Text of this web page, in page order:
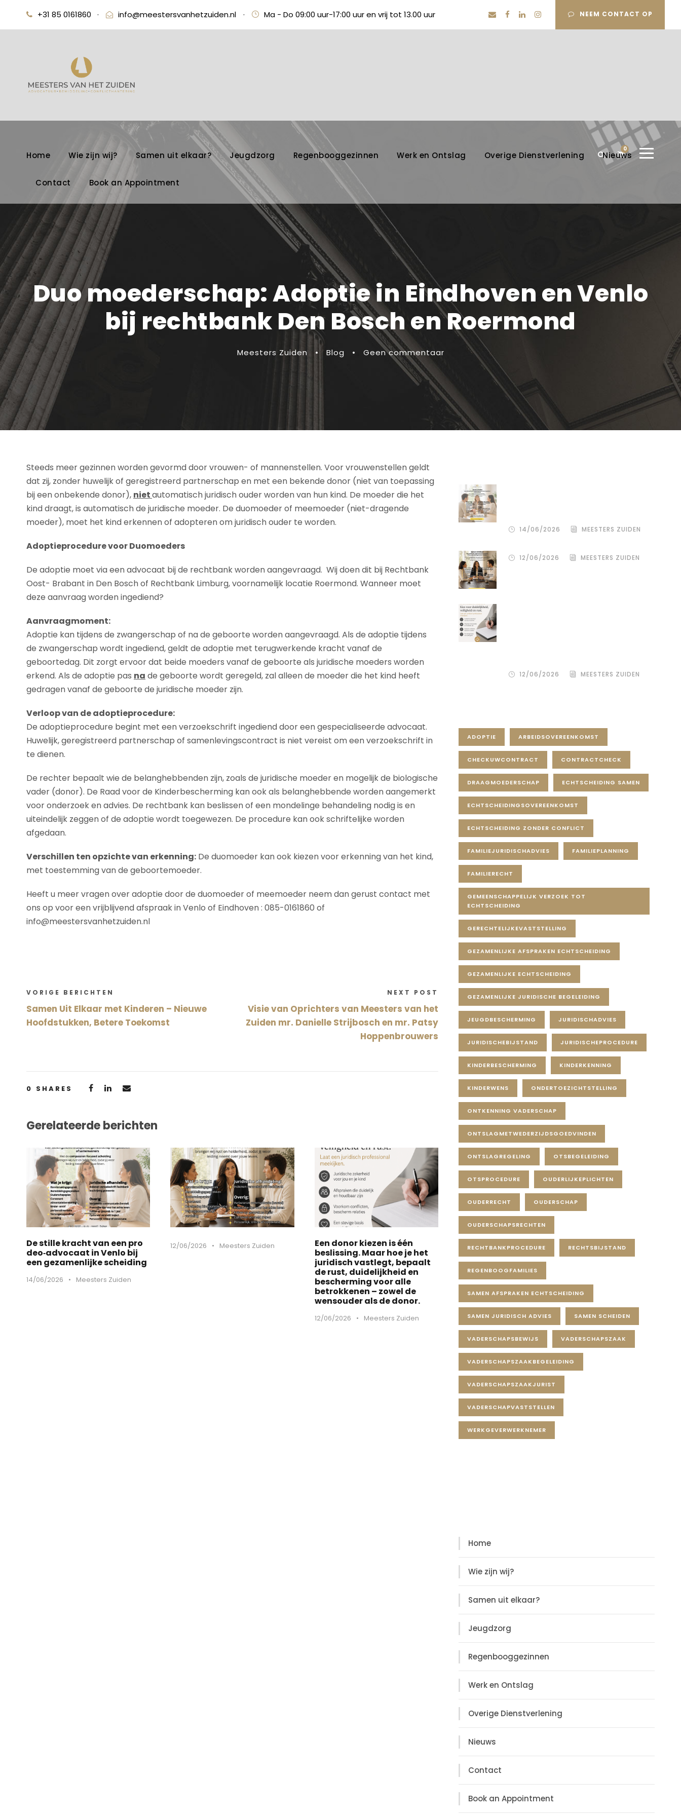
+31 85 0161860 · info@meestersvanhetzuiden.nl · Ma - Do 09:00 uur-17:00 uur en vrij tot 13.00 uur NEEM CONTACT OP
Home Wie zijn wij? Samen uit elkaar? Jeugdzorg Regenbooggezinnen Werk en Ontslag Overige Dienstverlening Nieuws
Contact Book an Appointment
0
Duo moederschap: Adoptie in Eindhoven en Venlo
bij rechtbank Den Bosch en Roermond
Meesters Zuiden • Blog • Geen commentaar
Steeds meer gezinnen worden gevormd door vrouwen- of mannenstellen. Voor vrouwenstellen geldt
dat zij, zonder huwelijk of geregistreerd partnerschap en met een bekende donor (niet van toepassing
bij een onbekende donor), nietautomatisch juridisch ouder worden van hun kind. De moeder die het
kind draagt, is automatisch de juridische moeder. De duomoeder of meemoeder (niet-dragende
moeder), moet het kind erkennen of adopteren om juridisch ouder te worden.
Adoptieprocedure voor Duomoeders
De adoptie moet via een advocaat bij de rechtbank worden aangevraagd. Wij doen dit bij Rechtbank
Oost- Brabant in Den Bosch of Rechtbank Limburg, voornamelijk locatie Roermond. Wanneer moet
deze aanvraag worden ingediend?
Aanvraagmoment:
Adoptie kan tijdens de zwangerschap of na de geboorte worden aangevraagd. Als de adoptie tijdens
de zwangerschap wordt ingediend, geldt de adoptie met terugwerkende kracht vanaf de
geboortedag. Dit zorgt ervoor dat beide moeders vanaf de geboorte als juridische moeders worden
erkend. Als de adoptie pas na de geboorte wordt geregeld, zal alleen de moeder die het kind heeft
gedragen vanaf de geboorte de juridische moeder zijn.
Verloop van de adoptieprocedure:
De adoptieprocedure begint met een verzoekschrift ingediend door een gespecialiseerde advocaat.
Huwelijk, geregistreerd partnerschap of samenlevingscontract is niet vereist om een verzoekschrift in
te dienen.
De rechter bepaalt wie de belanghebbenden zijn, zoals de juridische moeder en mogelijk de biologische
vader (donor). De Raad voor de Kinderbescherming kan ook als belanghebbende worden aangemerkt
voor onderzoek en advies. De rechtbank kan beslissen of een mondelinge behandeling nodig is en
uiteindelijk zeggen of de adoptie wordt toegewezen. De procedure kan ook schriftelijke worden
afgedaan.
Verschillen ten opzichte van erkenning: De duomoeder kan ook kiezen voor erkenning van het kind,
met toestemming van de geboortemoeder.
Heeft u meer vragen over adoptie door de duomoeder of meemoeder neem dan gerust contact met
ons op voor een vrijblijvend afspraak in Venlo of Eindhoven : 085-0161860 of
info@meestersvanhetzuiden.nl
VORIGE BERICHTEN
Samen Uit Elkaar met Kinderen – Nieuwe
Hoofdstukken, Betere Toekomst
NEXT POST
Visie van Oprichters van Meesters van het
Zuiden mr. Danielle Strijbosch en mr. Patsy
Hoppenbrouwers
0 SHARES
Gerelateerde berichten
De stille kracht van een pro
deo‑advocaat in Venlo bij
een gezamenlijke scheiding
14/06/2026 • Meesters Zuiden
12/06/2026 • Meesters Zuiden
Een donor kiezen is één
beslissing. Maar hoe je het
juridisch vastlegt, bepaalt
de rust, duidelijkheid en
bescherming voor alle
betrokkenen – zowel de
wensouder als de donor.
12/06/2026 • Meesters Zuiden
14/06/2026 MEESTERS ZUIDEN
12/06/2026 MEESTERS ZUIDEN
12/06/2026 MEESTERS ZUIDEN
ADOPTIE ARBEIDSOVEREENKOMST
CHECKUWCONTRACT CONTRACTCHECK
DRAAGMOEDERSCHAP ECHTSCHEIDING SAMEN
ECHTSCHEIDINGSOVEREENKOMST
ECHTSCHEIDING ZONDER CONFLICT
FAMILIEJURIDISCHADVIES FAMILIEPLANNING
FAMILIERECHT
GEMEENSCHAPPELIJK VERZOEK TOT
ECHTSCHEIDING
GERECHTELIJKEVASTSTELLING
GEZAMENLIJKE AFSPRAKEN ECHTSCHEIDING
GEZAMENLIJKE ECHTSCHEIDING
GEZAMENLIJKE JURIDISCHE BEGELEIDING
JEUGDBESCHERMING JURIDISCHADVIES
JURIDISCHEBIJSTAND JURIDISCHEPROCEDURE
KINDERBESCHERMING KINDERKENNING
KINDERWENS ONDERTOEZICHTSTELLING
ONTKENNING VADERSCHAP
ONTSLAGMETWEDERZIJDSGOEDVINDEN
ONTSLAGREGELING OTSBEGELEIDING
OTSPROCEDURE OUDERLIJKEPLICHTEN
OUDERRECHT OUDERSCHAP
OUDERSCHAPSRECHTEN
RECHTBANKPROCEDURE RECHTSBIJSTAND
REGENBOOGFAMILIES
SAMEN AFSPRAKEN ECHTSCHEIDING
SAMEN JURIDISCH ADVIES SAMEN SCHEIDEN
VADERSCHAPSBEWIJS VADERSCHAPSZAAK
VADERSCHAPSZAAKBEGELEIDING
VADERSCHAPSZAAKJURIST
VADERSCHAPVASTSTELLEN
WERKGEVERWERKNEMER
Home
Wie zijn wij?
Samen uit elkaar?
Jeugdzorg
Regenbooggezinnen
Werk en Ontslag
Overige Dienstverlening
Nieuws
Contact
Book an Appointment